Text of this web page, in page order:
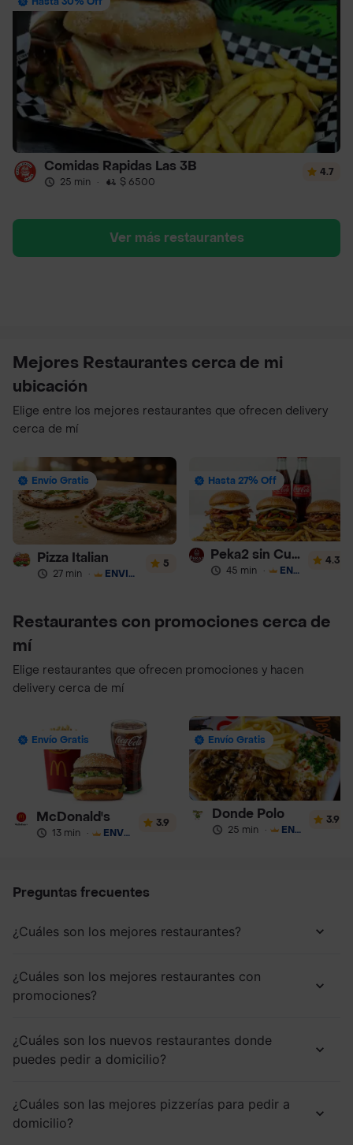
Comidas Rapidas Las 3B
25 min · $ 6500
4.7
Ver más restaurantes
Mejores Restaurantes cerca de mi
ubicación
Elige entre los mejores restaurantes que ofrecen delivery
cerca de mí
Envío Gratis
Pizza Italian
27 min · ENVÍO GRATIS
5
Hasta 27% Off
Peka2 sin Culpa Lourdes
45 min · ENVÍO GRATIS
4.3
Restaurantes con promociones cerca de
mí
Elige restaurantes que ofrecen promociones y hacen
delivery cerca de mí
Envío Gratis
McDonald's
13 min · ENVÍO GRATIS
3.9
Envío Gratis
Donde Polo
25 min · ENVÍO GRATIS
3.9
Preguntas frecuentes
¿Cuáles son los mejores restaurantes?
¿Cuáles son los mejores restaurantes con
promociones?
¿Cuáles son los nuevos restaurantes donde
puedes pedir a domicilio?
¿Cuáles son las mejores pizzerías para pedir a
domicilio?